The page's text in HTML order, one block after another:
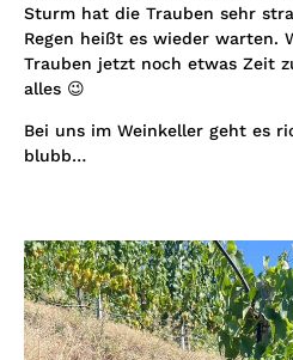
Sturm hat die Trauben sehr
Regen heißt es wieder warten.
Trauben jetzt noch etwas Zeit
alles 😉
Bei uns im Weinkeller geht es
blubb…